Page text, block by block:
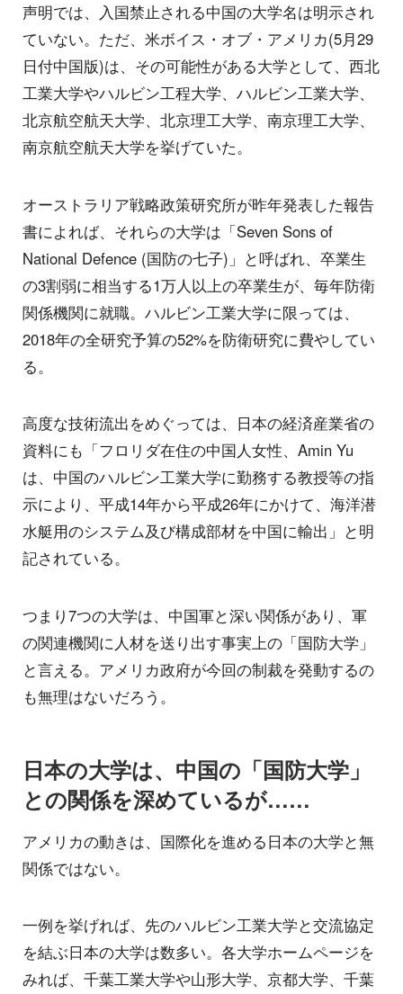
声明では、入国禁止される中国の大学名は明示され
ていない。ただ、米ボイス・オブ・アメリカ(5月29
日付中国版)は、その可能性がある大学として、西北
工業大学やハルビン工程大学、ハルビン工業大学、
北京航空航天大学、北京理工大学、南京理工大学、
南京航空航天大学を挙げていた。
オーストラリア戦略政策研究所が昨年発表した報告
書によれば、それらの大学は「Seven Sons of
National Defence (国防の七子)」と呼ばれ、卒業生
の3割弱に相当する1万人以上の卒業生が、毎年防衛
関係機関に就職。ハルビン工業大学に限っては、
2018年の全研究予算の52%を防衛研究に費やしてい
る。
高度な技術流出をめぐっては、日本の経済産業省の
資料にも「フロリダ在住の中国人女性、Amin Yu
は、中国のハルビン工業大学に勤務する教授等の指
示により、平成14年から平成26年にかけて、海洋潜
水艇用のシステム及び構成部材を中国に輸出」と明
記されている。
つまり7つの大学は、中国軍と深い関係があり、軍
の関連機関に人材を送り出す事実上の「国防大学」
と言える。アメリカ政府が今回の制裁を発動するの
も無理はないだろう。
日本の大学は、中国の「国防大学」
との関係を深めているが……
アメリカの動きは、国際化を進める日本の大学と無
関係ではない。
一例を挙げれば、先のハルビン工業大学と交流協定
を結ぶ日本の大学は数多い。各大学ホームページを
みれば、千葉工業大学や山形大学、京都大学、千葉